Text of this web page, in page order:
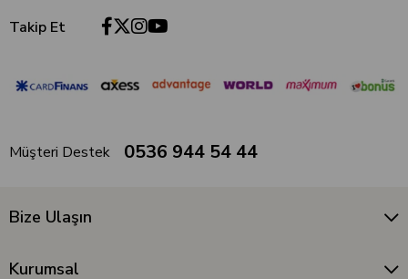
Takip Et
Müşteri Destek 0536 944 54 44
Bize Ulaşın
Kurumsal